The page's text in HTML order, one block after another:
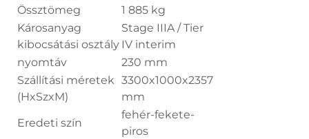
Össztömeg
1 885 kg
Károsanyag
kibocsátási osztály
Stage IIIA / Tier
IV interim
nyomtáv
230 mm
Szállítási méretek
(HxSzxM)
3300x1000x2357
mm
Eredeti szín
fehér-fekete-
piros